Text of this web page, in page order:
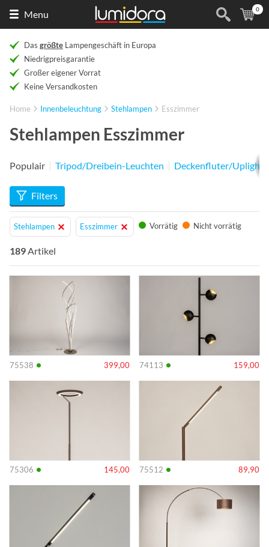
Menu (
0
Das größte Lampengeschäft in Europa
Niedrigpreisgarantie
Großer eigener Vorrat
Keine Versandkosten
Home Innenbeleuchtung Stehlampen Esszimmer
Stehlampen Esszimmer
Populair Tripod/Dreibein-Leuchten Deckenfluter/
Filters
Stehlampen Esszimmer Vorrätig Nicht vorrätig
189Artikel
75538 • 399,00
Info
74113 • 159,00
Info
75306 • 145,00
Info
75512 • 89,90
Info
Info Info